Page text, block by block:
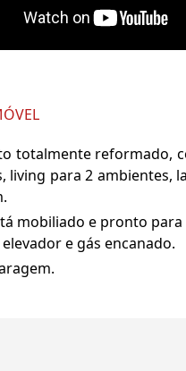
totalmente reformado,
living para 2 ambientes,
mobiliado e pronto para
e gás encanado.